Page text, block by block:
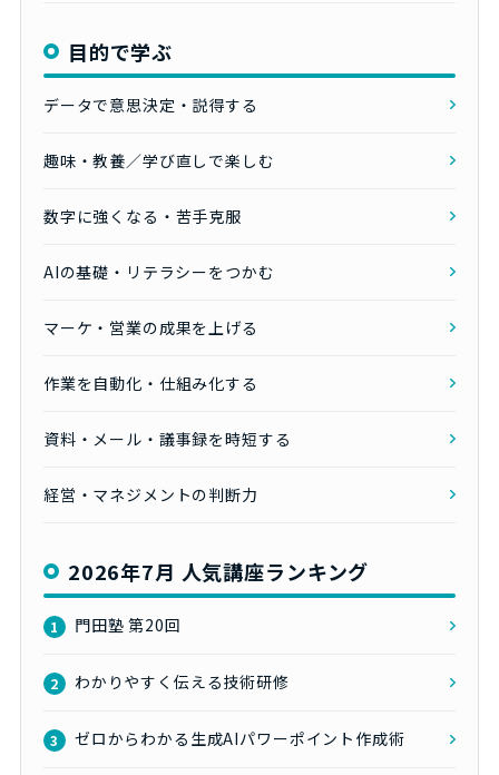
目的で学ぶ
データで意思決定・説得する
趣味・教養／学び直しで楽しむ
数字に強くなる・苦手克服
AIの基礎・リテラシーをつかむ
マーケ・営業の成果を上げる
作業を自動化・仕組み化する
資料・メール・議事録を時短する
経営・マネジメントの判断力
2026年7月 人気講座ランキング
1 門田塾 第20回
2 わかりやすく伝える技術研修
3 ゼロからわかる生成AIパワーポイント作成術